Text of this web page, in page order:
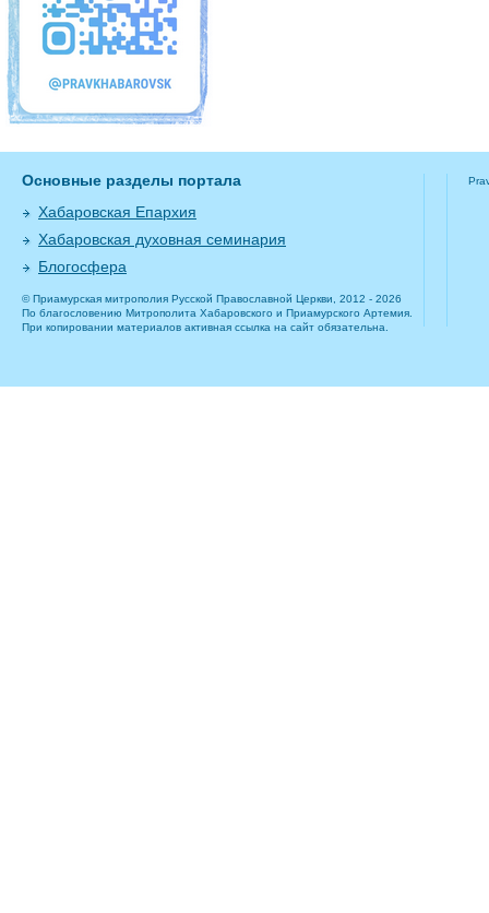
Основные разделы портала
Хабаровская Епархия
Хабаровская духовная семинария
Блогосфера
© Приамурская митрополия Русской Православной Церкви, 2012 - 2026
По благословению Митрополита Хабаровского и Приамурского Артемия.
При копировании материалов активная ссылка на сайт обязательна.